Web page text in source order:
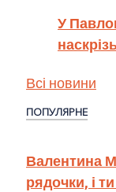
У
Всі новини
ПОПУЛЯРНЕ
Валентина
рядочки, і